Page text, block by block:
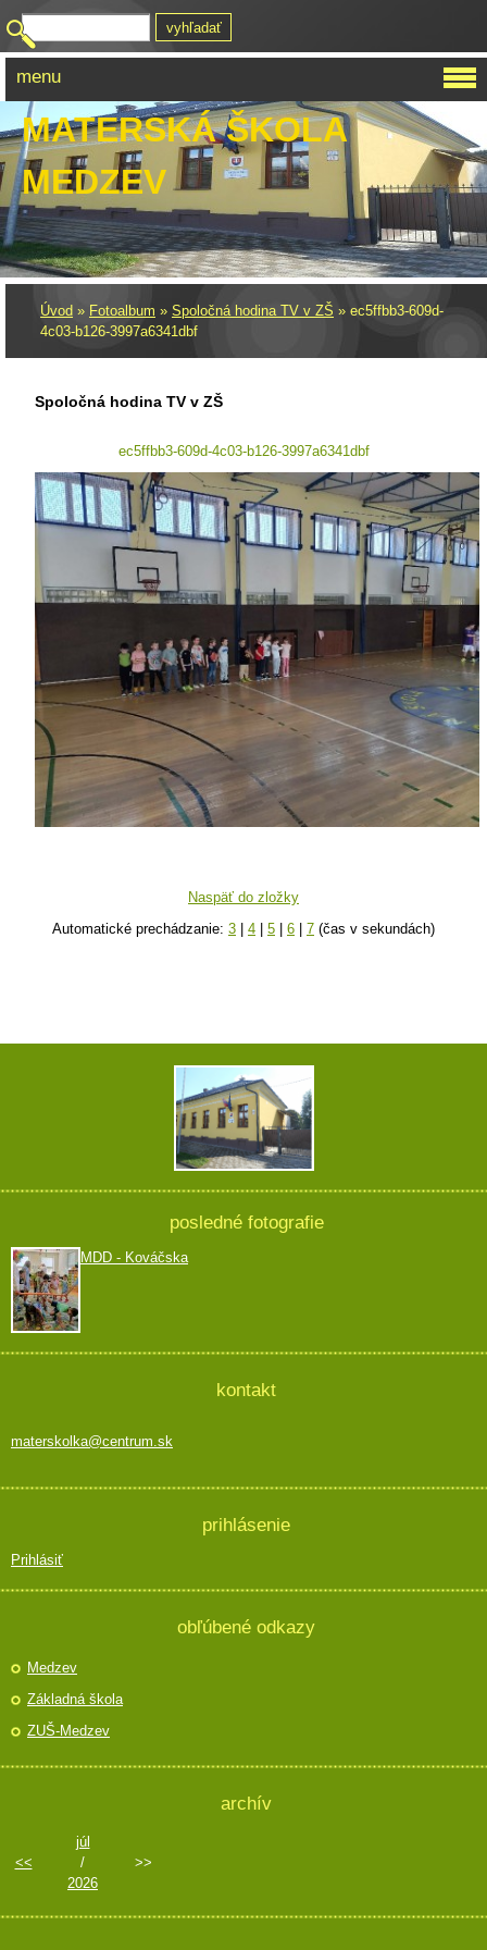
MATERSKÁ ŠKOLA
MEDZEV
Úvod » Fotoalbum » Spoločná hodina TV v ZŠ » ec5ffbb3-609d-
4c03-b126-3997a6341dbf
Spoločná hodina TV v ZŠ
ec5ffbb3-609d-4c03-b126-3997a6341dbf
Naspäť do zložky
Automatické prechádzanie: 3 | 4 | 5 | 6 | 7 (čas v sekundách)
menu
posledné fotografie
MDD - Kováčska
kontakt
materskolka@centrum.sk
prihlásenie
Prihlásiť
obľúbené odkazy
Medzev
Základná škola
ZUŠ-Medzev
archív
<<
júl
/
2026
>>